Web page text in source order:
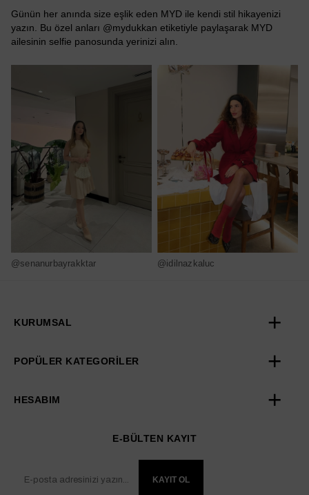
Günün her anında size eşlik eden MYD ile kendi stil hikayenizi
yazın. Bu özel anları @mydukkan etiketiyle paylaşarak MYD
ailesinin selfie panosunda yerinizi alın.
@senanurbayrakktar @idilnazkaluc
KURUMSAL
POPÜLER KATEGORİLER
HESABIM
E-BÜLTEN KAYIT
KAYIT OL